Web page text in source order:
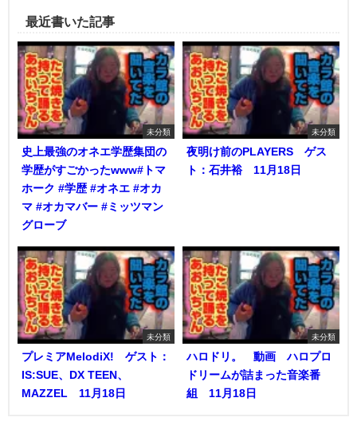
最近書いた記事
未分類
史上最強のオネエ学歴集団の
学歴がすごかったwww#トマ
ホーク #学歴 #オネエ #オカ
マ #オカマバー #ミッツマン
グローブ
未分類
夜明け前のPLAYERS ゲス
ト：石井裕 11月18日
未分類
プレミアMelodiX! ゲスト：
IS:SUE、DX TEEN、
MAZZEL 11月18日
未分類
ハロドリ。 動画 ハロプロ
ドリームが詰まった音楽番
組 11月18日